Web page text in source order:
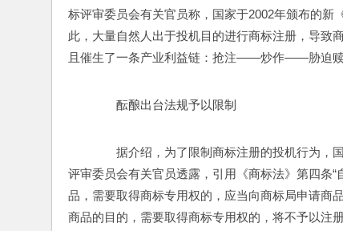
标评审委员会有关官员称，国家于2002年颁布的新
此，大量自然人出于投机目的进行商标注册，导致
且催生了一条产业利益链：抢注——炒作——胁迫赎
酝酿出台法规予以限制
据介绍，为了限制商标注册的投机行为，国
评审委员会有关官员透露，引用《商标法》第四条
品，需要取得商标专用权的，应当向商标局申请商
商品的目的，需要取得商标专用权的，将不予以注